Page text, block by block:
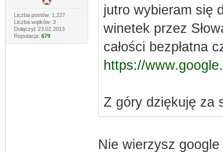
Liczba postów: 1,227
Liczba wątków: 3
Dołączył: 23.02.2013
Reputacja: 679
jutro wybieram się
winetek przez
całości bezpłatna
https://
Z góry dziękuję za
Nie wierzysz